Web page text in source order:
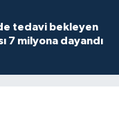
tedavi bekleyen
7 milyona dayandı